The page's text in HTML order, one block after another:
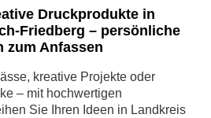
Druckprodukte in
Friedberg – persönliche
zum Anfassen
kreative Projekte oder
– mit hochwertigen
Sie Ihren Ideen in Landkreis